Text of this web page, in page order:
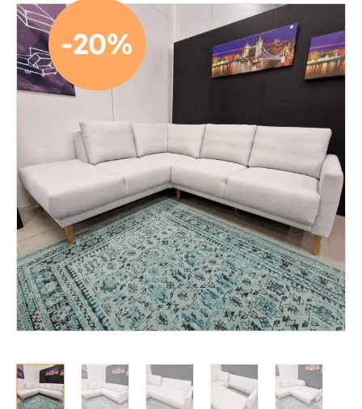
Nojatuolit
Mekanismituolit
Makuuhuone
Pöydät ja tuolit
Säilytys
Työpöydät ja työtuolit
Matot
Ulkokalusteet
Valaisimet
-20%